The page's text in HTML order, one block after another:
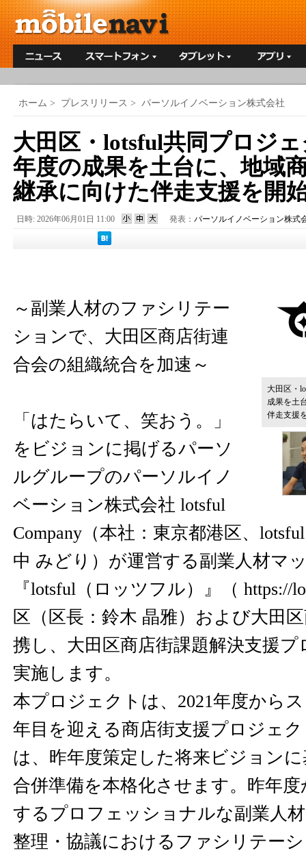
ホーム > プレスリリース > パーソルイノベーション株式会社
大田区・lotsful共同プロジ
年度の成果を土台に、地域
継承に向けた伴走支援を開
日時: 2026年06月01日 11:00 発表： パーソルイノベーション株式
大田区・
成果を土
伴走支援
～副業人材のファシリテー
ションで、大田区商店街連
合会の組織統合を加速～
「はたらいて、笑おう。」
をビジョンに掲げるパーソ
ルグループのパーソルイノ
ベーション株式会社 lotsful
Company（本社：東京都港区、
中 みどり）が運営する副業人材マ
『lotsful（ロッツフル）』（ https://
区（区長：鈴木 晶雅）および大田
携し、大田区商店街課題解決支援
実施します。
本プロジェクトは、2021年度から
年目を迎える商店街支援プロジェ
は、昨年度策定した将来ビジョン
合併準備を本格化させます。昨年
するプロフェッショナルな副業人
整理・協議におけるファシリテー